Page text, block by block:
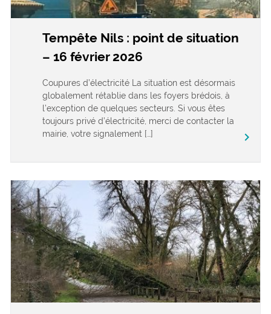
Tempête Nils : point de situation
– 16 février 2026
Coupures d’électricité La situation est désormais
globalement rétablie dans les foyers brédois, à
l’exception de quelques secteurs. Si vous êtes
toujours privé d’électricité, merci de contacter la
mairie, votre signalement […]
keyboard_arrow_right